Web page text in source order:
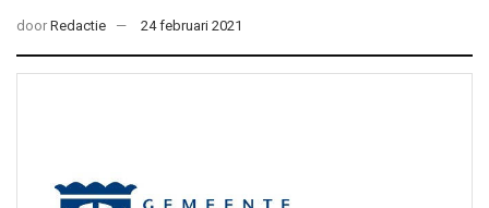
door Redactie 24 februari 2021